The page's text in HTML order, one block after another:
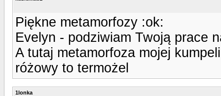
Piękne metamorfozy :ok:
Evelyn - podziwiam Twoją prace
A tutaj metamorfoza mojej
różowy to termożel
1lonka